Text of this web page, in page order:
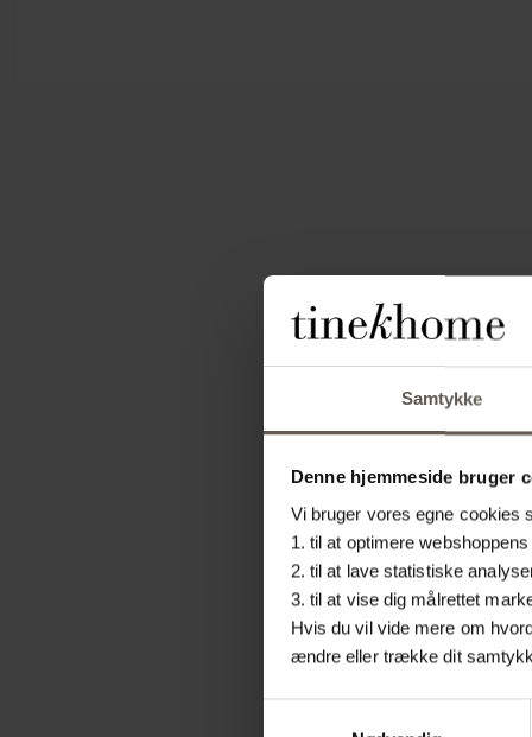
Samtykke
Denne hjemmeside bruger
Vi bruger vores egne cookies
1. til at optimere
2. til at lave statistiske
3. til at vise dig målrettet
Hvis du vil vide mere om
ændre eller trække dit